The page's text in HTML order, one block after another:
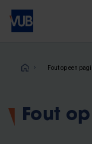
Overslaan
naar
inhoud
Fout op een
Fout